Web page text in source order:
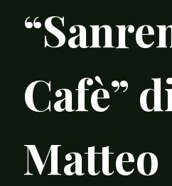
Cafè”
Matteo